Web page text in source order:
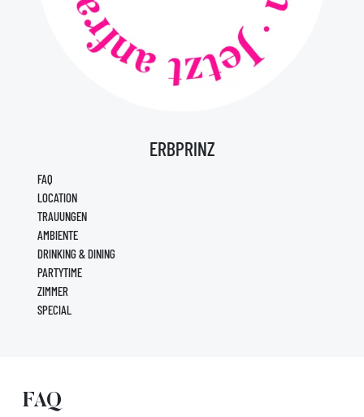
ERBPRINZ
FAQ
LOCATION
TRAUUNGEN
AMBIENTE
DRINKING & DINING
PARTYTIME
ZIMMER
SPECIAL
FAQ